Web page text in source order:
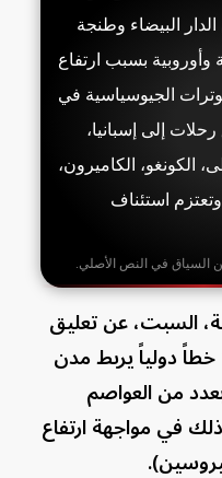
من الدار البيضاء وطنجة
بسبب ارتفاع
الجيوسياسية في
إلى إسبانيا،
الكونغو، الكاميرون،
استئناف
السياق في النص الأصلي.
السبت، عن تعليق
مؤقت لرحلاتها الجوية على 12 خطاً دولياً يربط مدن
من العواصم
في مواجهة ارتفاع